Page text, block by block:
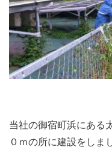
当社の御宿町浜にある
０ｍの所に建設をしま